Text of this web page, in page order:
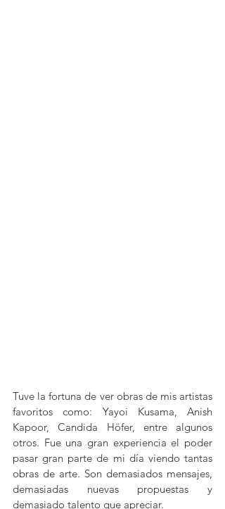
Tuve la fortuna de ver obras de mis artistas
favoritos como: Yayoi Kusama, Anish
Kapoor, Candida Höfer, entre algunos
otros. Fue una gran experiencia el poder
pasar gran parte de mi día viendo tantas
obras de arte. Son demasiados mensajes,
demasiadas nuevas propuestas y
demasiado talento que apreciar.